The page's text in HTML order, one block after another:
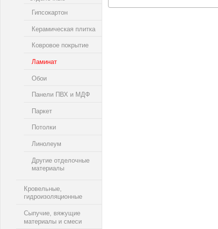
Гипсокартон
Керамическая плитка
Ковровое покрытие
Ламинат
Обои
Панели ПВХ и МДФ
Паркет
Потолки
Линолеум
Другие отделочные
материалы
Кровельные,
гидроизоляционные
Сыпучие, вяжущие
материалы и смеси